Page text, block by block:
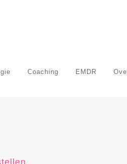
Coaching EMDR